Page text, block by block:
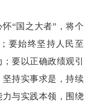
“国之大者”，将个
要始终坚持人民至
要以正确政绩观引
持实事求是，持续
与实践本领，围绕